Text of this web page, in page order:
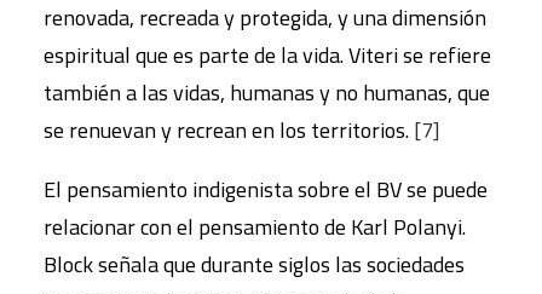
renovada, recreada y protegida, y una dimensión
espiritual que es parte de la vida. Viteri se refiere
también a las vidas, humanas y no humanas, que
se renuevan y recrean en los territorios.[7]
El pensamiento indigenista sobre el BV se puede
relacionar con el pensamiento de Karl Polanyi.
Block señala que durante siglos las sociedades